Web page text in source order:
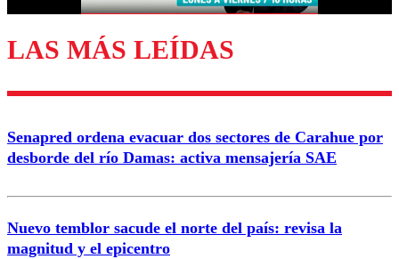
Enviar comentario
LAS MÁS LEÍDAS
Senapred ordena evacuar dos sectores de Carahue por
desborde del río Damas: activa mensajería SAE
Nuevo temblor sacude el norte del país: revisa la
magnitud y el epicentro